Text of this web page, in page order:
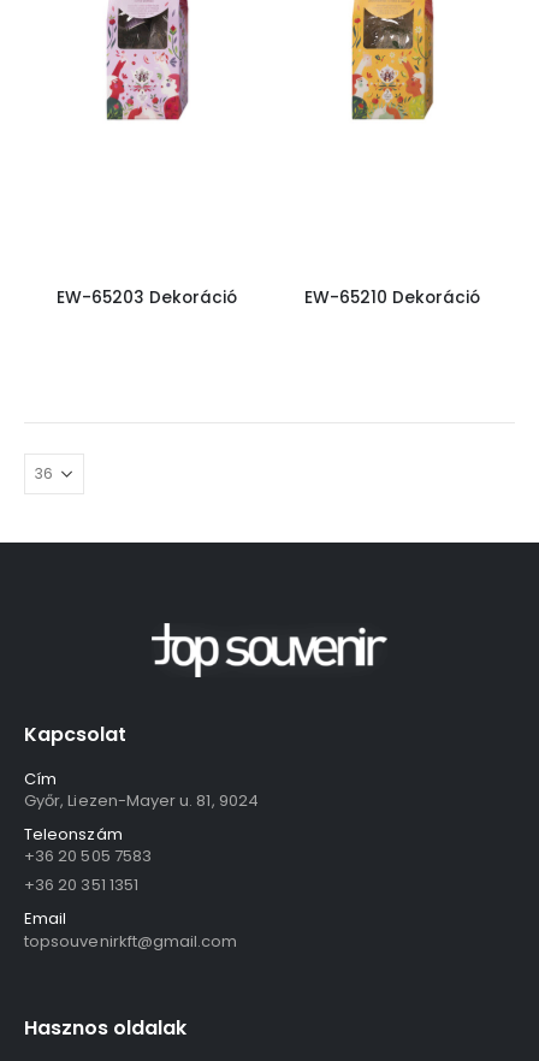
EW-65203 Dekoráció EW-65210 Dekoráció
Kapcsolat
Cím
Győr, Liezen-Mayer u. 81, 9024
Teleonszám
+36 20 505 7583
+36 20 351 1351
Email
topsouvenirkft@gmail.com
Hasznos oldalak